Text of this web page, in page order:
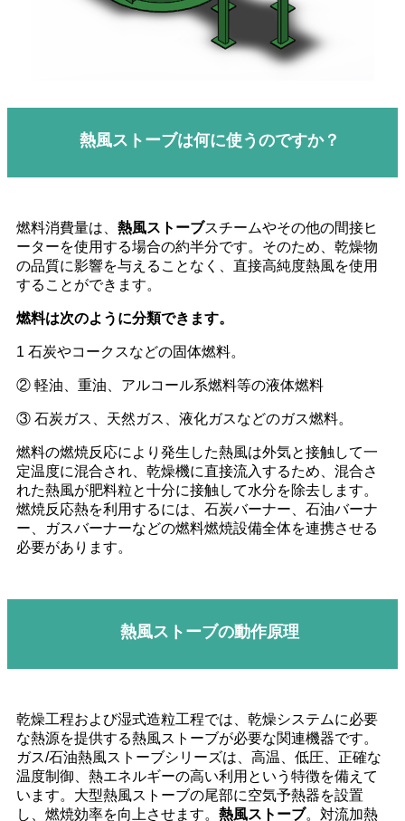
熱風ストーブは何に使うのですか？
燃料消費量は、 熱風ストーブスチームやその他の間接ヒ
ーターを使用する場合の約半分です。そのため、乾燥物
の品質に影響を与えることなく、直接高純度熱風を使用
することができます。
燃料は次のように分類できます。
1 石炭やコークスなどの固体燃料。
② 軽油、重油、アルコール系燃料等の液体燃料
③ 石炭ガス、天然ガス、液化ガスなどのガス燃料。
燃料の燃焼反応により発生した熱風は外気と接触して一
定温度に混合され、乾燥機に直接流入するため、混合さ
れた熱風が肥料粒と十分に接触して水分を除去します。
燃焼反応熱を利用するには、石炭バーナー、石油バーナ
ー、ガスバーナーなどの燃料燃焼設備全体を連携させる
必要があります。
熱風ストーブの動作原理
乾燥工程および湿式造粒工程では、乾燥システムに必要
な熱源を提供する熱風ストーブが必要な関連機器です。
ガス/石油熱風ストーブシリーズは、高温、低圧、正確な
温度制御、熱エネルギーの高い利用という特徴を備えて
います。大型熱風ストーブの尾部に空気予熱器を設置
し、燃焼効率を向上させます。 熱風ストーブ。対流加熱